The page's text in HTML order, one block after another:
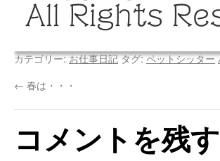
All Rights
カテゴリー:お仕事日記タグ:ペットシッター
← 春は・・・
コメントを残す